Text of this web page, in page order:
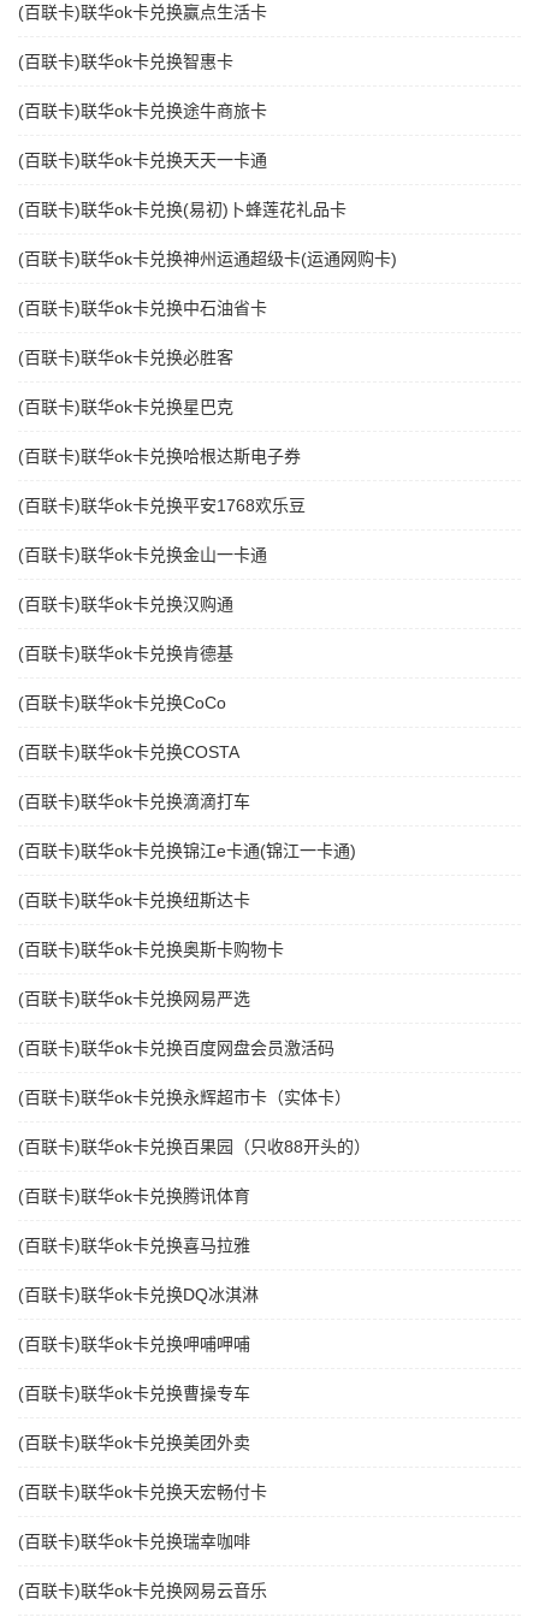
(百联卡)联华ok卡兑换赢点生活卡
(百联卡)联华ok卡兑换智惠卡
(百联卡)联华ok卡兑换途牛商旅卡
(百联卡)联华ok卡兑换天天一卡通
(百联卡)联华ok卡兑换(易初)卜蜂莲花礼品卡
(百联卡)联华ok卡兑换神州运通超级卡(运通网购卡)
(百联卡)联华ok卡兑换中石油省卡
(百联卡)联华ok卡兑换必胜客
(百联卡)联华ok卡兑换星巴克
(百联卡)联华ok卡兑换哈根达斯电子券
(百联卡)联华ok卡兑换平安1768欢乐豆
(百联卡)联华ok卡兑换金山一卡通
(百联卡)联华ok卡兑换汉购通
(百联卡)联华ok卡兑换肯德基
(百联卡)联华ok卡兑换CoCo
(百联卡)联华ok卡兑换COSTA
(百联卡)联华ok卡兑换滴滴打车
(百联卡)联华ok卡兑换锦江e卡通(锦江一卡通)
(百联卡)联华ok卡兑换纽斯达卡
(百联卡)联华ok卡兑换奥斯卡购物卡
(百联卡)联华ok卡兑换网易严选
(百联卡)联华ok卡兑换百度网盘会员激活码
(百联卡)联华ok卡兑换永辉超市卡（实体卡）
(百联卡)联华ok卡兑换百果园（只收88开头的）
(百联卡)联华ok卡兑换腾讯体育
(百联卡)联华ok卡兑换喜马拉雅
(百联卡)联华ok卡兑换DQ冰淇淋
(百联卡)联华ok卡兑换呷哺呷哺
(百联卡)联华ok卡兑换曹操专车
(百联卡)联华ok卡兑换美团外卖
(百联卡)联华ok卡兑换天宏畅付卡
(百联卡)联华ok卡兑换瑞幸咖啡
(百联卡)联华ok卡兑换网易云音乐